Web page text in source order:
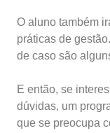
O aluno também
práticas de
de caso são
E então, se
dúvidas, um
que se preocupa